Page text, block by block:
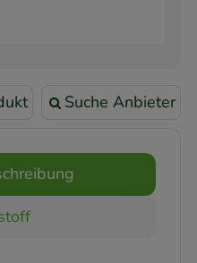
Suche Anbieter